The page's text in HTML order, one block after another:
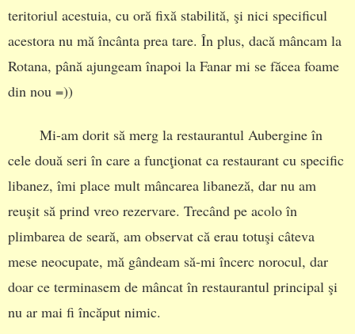
teritoriul acestuia, cu oră fixă stabilită, şi nici specificul
acestora nu mă încânta prea tare. În plus, dacă mâncam la
Rotana, până ajungeam înapoi la Fanar mi se făcea foame
din nou =))
Mi-am dorit să merg la restaurantul Aubergine în
cele două seri în care a funcţionat ca restaurant cu specific
libanez, îmi place mult mâncarea libaneză, dar nu am
reuşit să prind vreo rezervare. Trecând pe acolo în
plimbarea de seară, am observat că erau totuşi câteva
mese neocupate, mă gândeam să-mi încerc norocul, dar
doar ce terminasem de mâncat în restaurantul principal şi
nu ar mai fi încăput nimic.